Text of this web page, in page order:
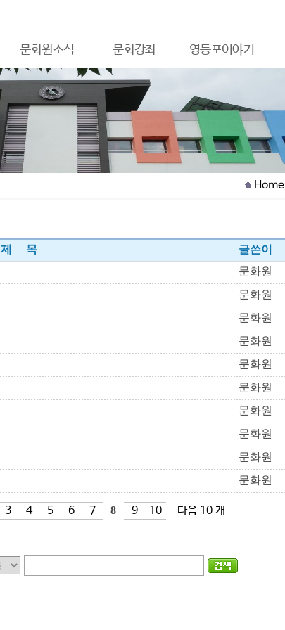
문화원소식 문화강좌 영등포이야기
Home
제 목 글쓴이
문화원
문화원
문화원
문화원
문화원
문화원
문화원
문화원
문화원
문화원
3 4 5 6 7 8 9 10 다음 10 개